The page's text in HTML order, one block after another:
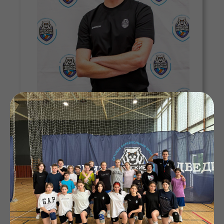
Образование и квалификация:
Окончил Нижегородский
государственный педагогический
университет
Спортивное звание: КМС
Игровой путь и спортивные достижения:
Чемпион всероссийских и восточно-